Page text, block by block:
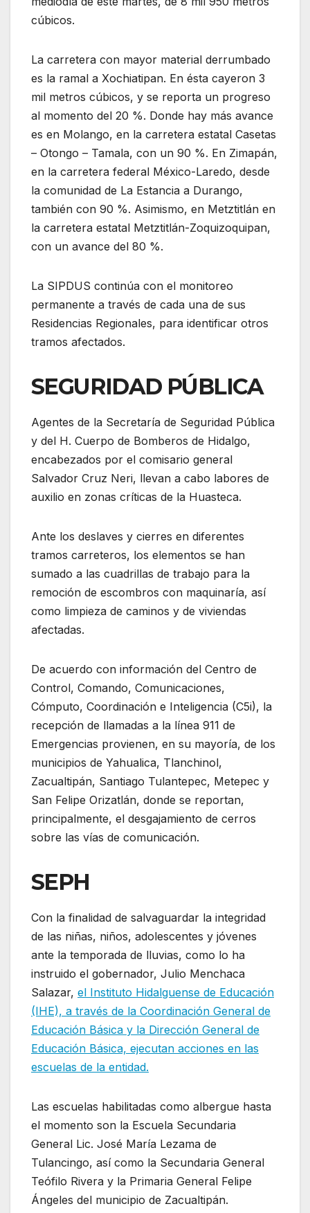
cúbicos.
La carretera con mayor material derrumbado
es la ramal a Xochiatipan. En ésta cayeron 3
mil metros cúbicos, y se reporta un progreso
al momento del 20 %. Donde hay más avance
es en Molango, en la carretera estatal Casetas
– Otongo – Tamala, con un 90 %. En Zimapán,
en la carretera federal México-Laredo, desde
la comunidad de La Estancia a Durango,
también con 90 %. Asimismo, en Metztitlán en
la carretera estatal Metztitlán-Zoquizoquipan,
con un avance del 80 %.
La SIPDUS continúa con el monitoreo
permanente a través de cada una de sus
Residencias Regionales, para identificar otros
tramos afectados.
SEGURIDAD PÚBLICA
Agentes de la Secretaría de Seguridad Pública
y del H. Cuerpo de Bomberos de Hidalgo,
encabezados por el comisario general
Salvador Cruz Neri, llevan a cabo labores de
auxilio en zonas críticas de la Huasteca.
Ante los deslaves y cierres en diferentes
tramos carreteros, los elementos se han
sumado a las cuadrillas de trabajo para la
remoción de escombros con maquinaría, así
como limpieza de caminos y de viviendas
afectadas.
De acuerdo con información del Centro de
Control, Comando, Comunicaciones,
Cómputo, Coordinación e Inteligencia (C5i), la
recepción de llamadas a la línea 911 de
Emergencias provienen, en su mayoría, de los
municipios de Yahualica, Tlanchinol,
Zacualtipán, Santiago Tulantepec, Metepec y
San Felipe Orizatlán, donde se reportan,
principalmente, el desgajamiento de cerros
sobre las vías de comunicación.
SEPH
Con la finalidad de salvaguardar la integridad
de las niñas, niños, adolescentes y jóvenes
ante la temporada de lluvias, como lo ha
instruido el gobernador, Julio Menchaca
Salazar, el Instituto Hidalguense de Educación
(IHE), a través de la Coordinación General de
Educación Básica y la Dirección General de
Educación Básica, ejecutan acciones en las
escuelas de la entidad.
Las escuelas habilitadas como albergue hasta
el momento son la Escuela Secundaria
General Lic. José María Lezama de
Tulancingo, así como la Secundaria General
Teófilo Rivera y la Primaria General Felipe
Ángeles del municipio de Zacualtipán.